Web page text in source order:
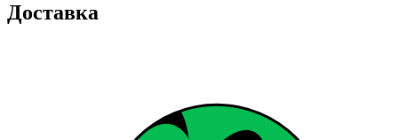
Доставка